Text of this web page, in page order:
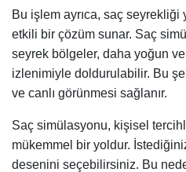
Bu işlem ayrıca, saç
etkili bir çözüm sunar. Saç
seyrek bölgeler, daha yoğun
izlenimiyle doldurulabilir. Bu
ve canlı görünmesi sağlanır.
Saç simülasyonu, kişisel
mükemmel bir yoldur.
desenini seçebilirsiniz. Bu